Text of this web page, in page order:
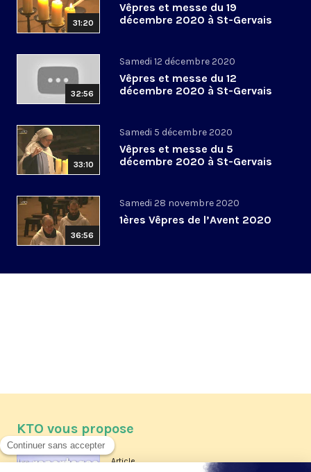
31:20
Vêpres et messe du 19
décembre 2020 à St-Gervais
32:56
Samedi 12 décembre 2020
Vêpres et messe du 12
décembre 2020 à St-Gervais
33:10
Samedi 5 décembre 2020
Vêpres et messe du 5
décembre 2020 à St-Gervais
36:56
Samedi 28 novembre 2020
1ères Vêpres de l’Avent 2020
KTO vous propose
Article